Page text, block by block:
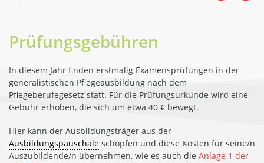
Prüfungsgebühren
In diesem Jahr finden erstmalig Examensprüfungen in der
generalistischen Pflegeausbildung nach dem
Pflegeberufegesetz statt. Für die Prüfungsurkunde wird eine
Gebühr erhoben, die sich um etwa 40 € bewegt.
Hier kann der Ausbildungsträger aus der
Ausbildungspauschale schöpfen und diese Kosten für seine/n
Auszubildende/n übernehmen, wie es auch die Anlage 1 der